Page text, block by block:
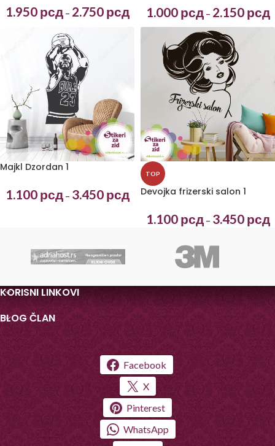
1.950 рсд – 2.750 рсд 1.000 рсд – 2.150 рсд
Majkl Dzordan 1
1.100 рсд – 3.450 рсд
TOP
Devojka frizerski salon 1
1.100 рсд – 3.450 рсд
KORISNI LINKOVI
BLOG ČLAN
Facebook
X
Pinterest
WhatsApp